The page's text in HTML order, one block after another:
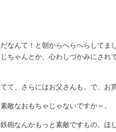
なんて！と朝からへらへらしてま
ちゃんとか、心わしづかみにされ
て、さらにはお父さんも。で、お
敵なおもちゃじゃないですか～。
砲なんかもっと素敵ですもの。ほ